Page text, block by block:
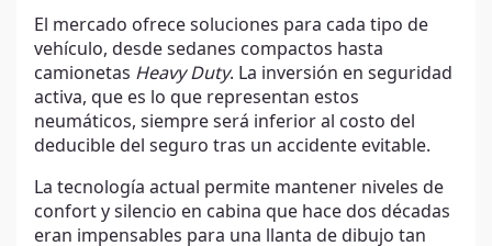
El mercado ofrece soluciones para cada tipo de
vehículo, desde sedanes compactos hasta
camionetas Heavy Duty. La inversión en seguridad
activa, que es lo que representan estos
neumáticos, siempre será inferior al costo del
deducible del seguro tras un accidente evitable.
La tecnología actual permite mantener niveles de
confort y silencio en cabina que hace dos décadas
eran impensables para una llanta de dibujo tan